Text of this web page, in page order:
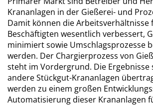
Krananlagen in der Gießerei- und
Damit können die Arbeitsverhältnisse
Beschäftigten wesentlich verbessert,
minimiert sowie Umschlagsprozesse
werden. Der Chargierprozess von
steht im Vordergrund. Die Ergebnisse
andere Stückgut-Krananlagen
werden zu einem großen
Automatisierung dieser Krananlagen